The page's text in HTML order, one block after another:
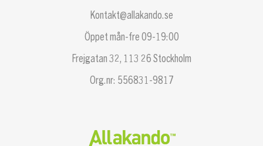
Kontakt@allakando.se
Öppet mån-fre 09-19:00
Frejgatan 32, 113 26 Stockholm
Org.nr: 556831-9817